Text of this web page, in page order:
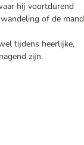
hij voortdurend
of de mand
tijdens heerlijke,
zijn.